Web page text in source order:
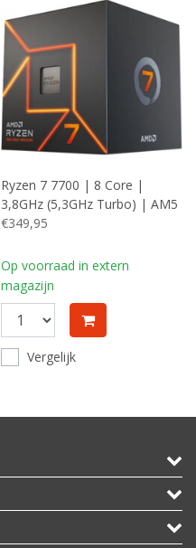
Ryzen 7 7700 | 8 Core |
3,8GHz (5,3GHz Turbo) | AM5
| Processor | CPU
€349,95
Op voorraad in extern
magazijn
Vergelijk